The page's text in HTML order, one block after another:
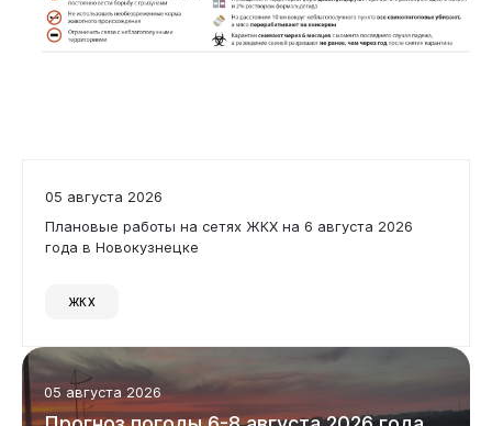
05 августа 2026
Плановые работы на сетях ЖКХ на 6 августа 2026
года в Новокузнецке
ЖКХ
05 августа 2026